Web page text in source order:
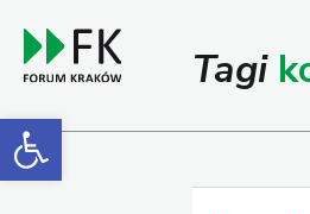
Open toolbar
Tagi